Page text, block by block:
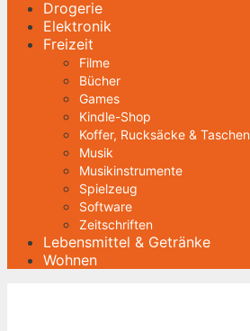
Drogerie
Elektronik
Freizeit
Filme
Bücher
Games
Kindle-Shop
Koffer, Rucksäcke & Taschen
Musik
Musikinstrumente
Spielzeug
Software
Zeitschriften
Lebensmittel & Getränke
Wohnen